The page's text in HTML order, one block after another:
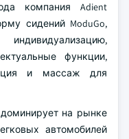
компания Adient
сидений ModuGo,
функции,
и массаж для
доминирует на рынке
автомобилей